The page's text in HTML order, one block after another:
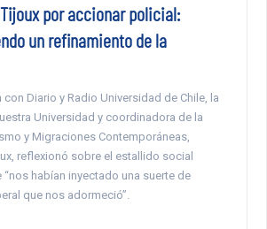
por accionar policial:
un refinamiento de la
con Diario y Radio Universidad de Chile, la
Universidad y coordinadora de la
y Migraciones Contemporáneas,
reflexionó sobre el estallido social
habían inyectado una suerte de
que nos adormeció”.